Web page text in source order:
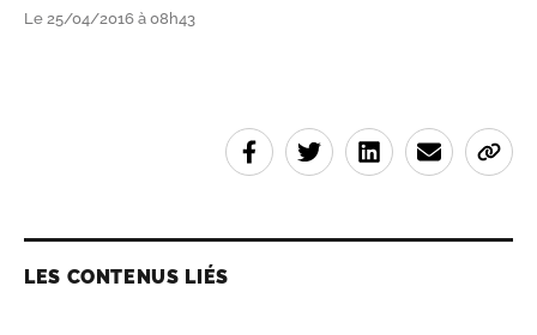
Le 25/04/2016 à 08h43
LES CONTENUS LIÉS